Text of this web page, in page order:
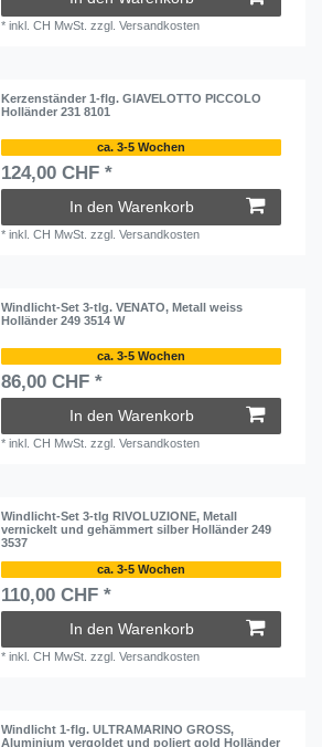
*inkl. CH MwSt. zzgl.Versandkosten
Kerzenständer 1-flg. GIAVELOTTO PICCOLO
Holländer 231 8101
ca. 3-5 Wochen
124,00 CHF *
In den Warenkorb
*inkl. CH MwSt. zzgl.Versandkosten
Windlicht-Set 3-tlg. VENATO, Metall weiss
Holländer 249 3514 W
ca. 3-5 Wochen
86,00 CHF *
In den Warenkorb
*inkl. CH MwSt. zzgl.Versandkosten
Windlicht-Set 3-tlg RIVOLUZIONE, Metall
vernickelt und gehämmert silber Holländer 249
3537
ca. 3-5 Wochen
110,00 CHF *
In den Warenkorb
*inkl. CH MwSt. zzgl.Versandkosten
Windlicht 1-flg. ULTRAMARINO GROSS,
Aluminium vergoldet und poliert gold Holländer